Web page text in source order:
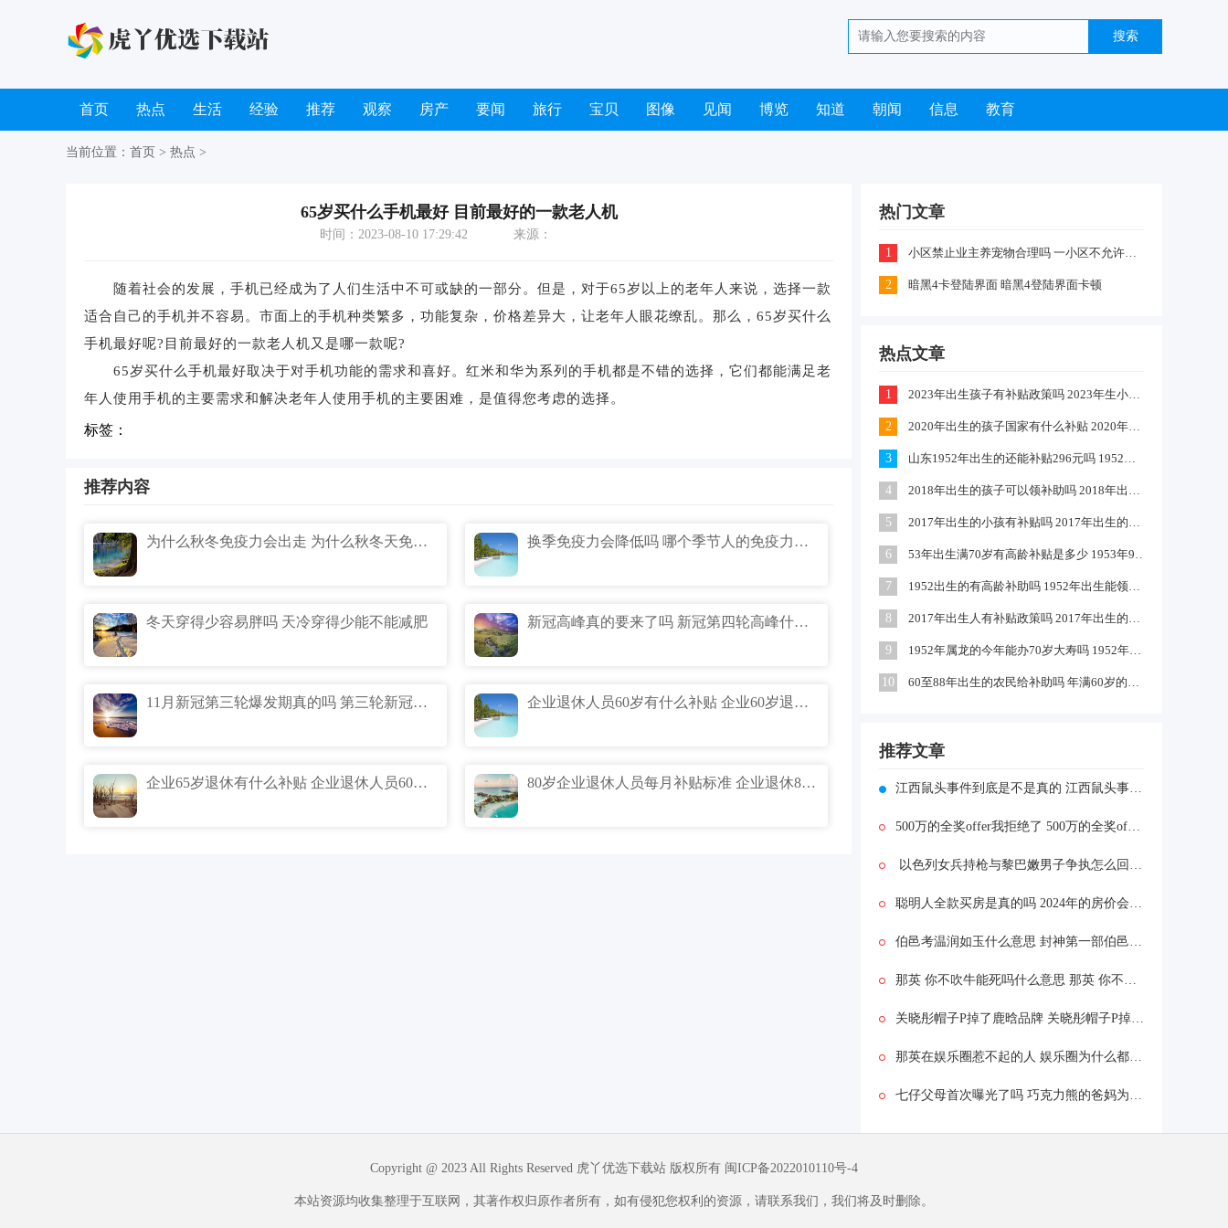
首页 热点 生活 经验 推荐 观察 房产 要闻 旅行 宝贝 图像 见闻 博览 知道 朝闻 信息 教育
当前位置： 首页 > 热点 >
65岁买什么手机最好 目前最好的一款老人机
时间：2023-08-10 17:29:42 来源：
随着社会的发展，手机已经成为了人们生活中不可或缺的一部分。但是，对于65岁以上的老年人来说，选择一款
适合自己的手机并不容易。市面上的手机种类繁多，功能复杂，价格差异大，让老年人眼花缭乱。那么，65岁买什么
手机最好呢?目前最好的一款老人机又是哪一款呢?
65岁买什么手机最好取决于对手机功能的需求和喜好。红米和华为系列的手机都是不错的选择，它们都能满足老
年人使用手机的主要需求和解决老年人使用手机的主要困难，是值得您考虑的选择。
标签：
推荐内容
为什么秋冬免疫力会出走 为什么秋冬天免疫力下降 换季免疫力会降低吗 哪个季节人的免疫力最低
冬天穿得少容易胖吗 天冷穿得少能不能减肥 新冠高峰真的要来了吗 新冠第四轮高峰什么时候
11月新冠第三轮爆发期真的吗 第三轮新冠爆发时间预测什么时候 企业退休人员60岁有什么补贴 企业60岁退休补贴标准
企业65岁退休有什么补贴 企业退休人员60周岁补钱吗 80岁企业退休人员每月补贴标准 企业退休80岁能拿多少补贴
热门文章
1 小区禁止业主养宠物合理吗 一小区不允许业主喂养猫咪和狗狗是怎么回事
2 暗黑4卡登陆界面 暗黑4登陆界面卡顿
热点文章
1 2023年出生孩子有补贴政策吗 2023年生小孩有什么补贴政策
2 2020年出生的孩子国家有什么补贴 2020年农村出生的孩子有补贴吗
3 山东1952年出生的还能补贴296元吗 1952出生是否享受高龄补助
4 2018年出生的孩子可以领补助吗 2018年出生的孩子政府有补贴吗
5 2017年出生的小孩有补贴吗 2017年出生的可以领取生育津贴吗
6 53年出生满70岁有高龄补贴是多少 1953年9月出生的有高龄补助吗
7 1952出生的有高龄补助吗 1952年出生能领到70年高龄钱吗
8 2017年出生人有补贴政策吗 2017年出生的小孩独生子女国家有补助吗
9 1952年属龙的今年能办70岁大寿吗 1952年属龙啥时过70大寿
10 60至88年出生的农民给补助吗 年满60岁的农民每月补助多少钱
推荐文章
江西鼠头事件到底是不是真的 江西鼠头事件到底是不是真的假的呀
500万的全奖offer我拒绝了 500万的全奖offer我拒绝了为什么
以色列女兵持枪与黎巴嫩男子争执怎么回事 以色列女兵持枪与黎巴嫩男子争执什么情况
聪明人全款买房是真的吗 2024年的房价会怎么样
伯邑考温润如玉什么意思 封神第一部伯邑考被做成肉饼吗
那英 你不吹牛能死吗什么意思 那英 你不吹牛能死吗什么情况
关晓彤帽子P掉了鹿晗品牌 关晓彤帽子P掉了鹿晗品牌为什么
那英在娱乐圈惹不起的人 娱乐圈为什么都怕那英
七仔父母首次曝光了吗 巧克力熊的爸妈为啥是黑白的
Copyright @ 2023 All Rights Reserved 虎丫优选下载站 版权所有 闽ICP备2022010110号-4
本站资源均收集整理于互联网，其著作权归原作者所有，如有侵犯您权利的资源，请联系我们，我们将及时删除。